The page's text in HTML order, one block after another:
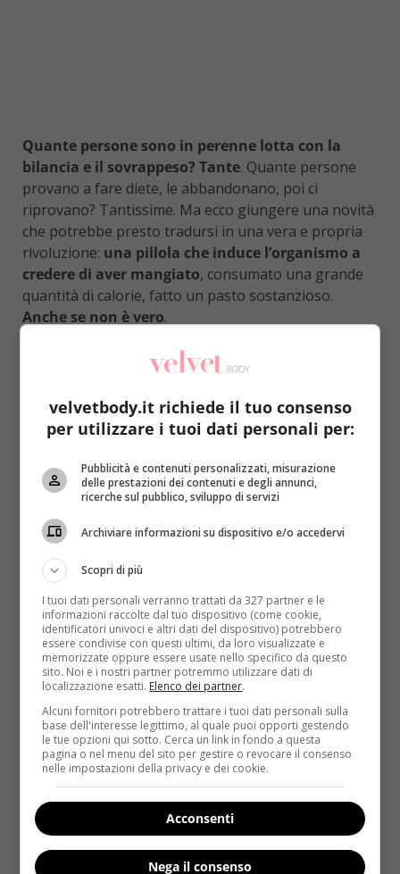
Quante persone sono in perenne lotta con la
bilancia e il sovrappeso? Tante. Quante persone
provano a fare diete, le abbandonano, poi ci
riprovano? Tantissime. Ma ecco giungere una novità
che potrebbe presto tradursi in una vera e propria
rivoluzione: una pillola che induce l’organismo a
credere di aver mangiato, consumato una grande
quantità di calorie, fatto un pasto sostanzioso.
Anche se non è vero.
Il prodotto in questione, che ha quasi del magico, è
stato creato da un gruppo di scienziati americani del
fexaramina; i primi studi condotti sul modello
animale hanno confermato la capacità dibloccare
l’aumento di peso, abbassare il colesterolo e
controllare la glicemia. “Questa pillola– afferma il
dottor Evans, direttore del Gene Expression
Laboratory di Salk e autore della ricerca, pubblicata
su Nature Medicine –
è come un pasto immaginario
dal momento che è in grado di inviare gli stessi segnali
che normalmente vengono emessi quando si mangia
molto cibo“.
La fexaramina infatti attiva una proteina
chiamata X farnesoide (FXR), un componente
cellulare che svolge un ruolo fondamentale nel
regolare il rilascio di acidi biliari (principale agente di
demolizione del colesterolo) e nel processo di
digestione relativo ai grassi e agli zuccheri presenti
negli alimenti. E mica finisca qua. La FXR, infatti,
agisce anche prima di ogni pastostimolando la
combustione dei depositi di grasso per lasciar
spazio – diciamo così – ai nuovi alimenti che
vengono ingeriti
. In altre parole, oltre a inibire il
velvetbody.it richiede il tuo consenso
per utilizzare i tuoi dati personali per:
Pubblicità e contenuti personalizzati, misurazione
delle prestazioni dei contenuti e degli annunci,
ricerche sul pubblico, sviluppo di servizi
Archiviare informazioni su dispositivo e/o accedervi
Scopri di più
I tuoi dati personali verranno trattati da 327 partner e le
informazioni raccolte dal tuo dispositivo (come cookie,
identificatori univoci e altri dati del dispositivo) potrebbero
essere condivise con questi ultimi, da loro visualizzate e
memorizzate oppure essere usate nello specifico da questo
sito. Noi e i nostri partner potremmo utilizzare dati di
localizzazione esatti. Elenco dei partner.
Alcuni fornitori potrebbero trattare i tuoi dati personali sulla
base dell'interesse legittimo, al quale puoi opporti gestendo
le tue opzioni qui sotto. Cerca un link in fondo a questa
pagina o nel menu del sito per gestire o revocare il consenso
nelle impostazioni della privacy e dei cookie.
Acconsenti
Nega il consenso